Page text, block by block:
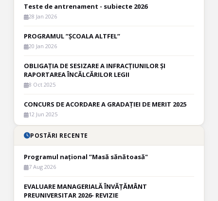
Teste de antrenament - subiecte 2026
28 Jan 2026
PROGRAMUL ”ȘCOALA ALTFEL”
20 Jan 2026
OBLIGAȚIA DE SESIZARE A INFRACȚIUNILOR ȘI
RAPORTAREA ÎNCĂLCĂRILOR LEGII
8 Oct 2025
CONCURS DE ACORDARE A GRADAȚIEI DE MERIT 2025
12 Jun 2025
POSTĂRI RECENTE
Programul național ”Masă sănătoasă"
7 Aug 2026
EVALUARE MANAGERIALĂ ÎNVĂȚĂMÂNT
PREUNIVERSITAR 2026- REVIZIE